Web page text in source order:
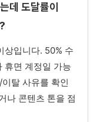
데 도달률이
상입니다. 50% 수
휴면 계정일 가능
탈 사유를 확인
나 콘텐츠 톤을 점